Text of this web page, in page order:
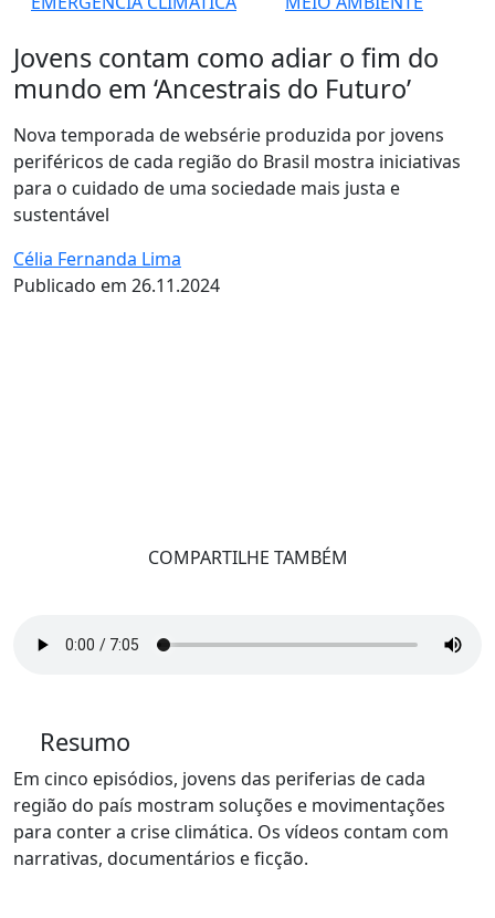
Jovens contam como adiar o fim do
mundo em ‘Ancestrais do Futuro’
Nova temporada de websérie produzida por jovens
periféricos de cada região do Brasil mostra iniciativas
para o cuidado de uma sociedade mais justa e
sustentável
Célia Fernanda Lima
Publicado em 26.11.2024
COMPARTILHE TAMBÉM
Resumo
Em cinco episódios, jovens das periferias de cada
região do país mostram soluções e movimentações
para conter a crise climática. Os vídeos contam com
narrativas, documentários e ficção.